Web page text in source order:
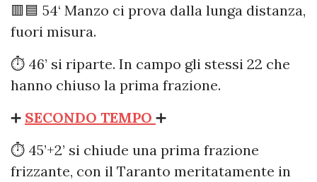
🟥🟦 54‘ Manzo ci prova dalla lunga distanza,
fuori misura.
⏱️ 46’ si riparte. In campo gli stessi 22 che
hanno chiuso la prima frazione.
➕ SECONDO TEMPO ➕
⏱️ 45’+2’ si chiude una prima frazione
frizzante, con il Taranto meritatamente in